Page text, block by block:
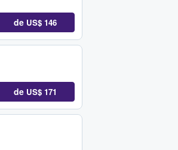
de US$ 146
de US$ 171